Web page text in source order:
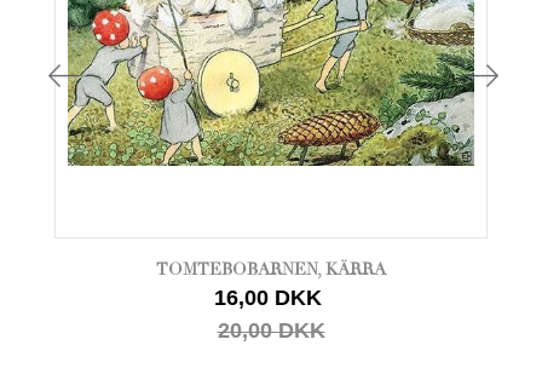
TOMTEBOBARNEN, KÄRRA
16,00 DKK
20,00 DKK